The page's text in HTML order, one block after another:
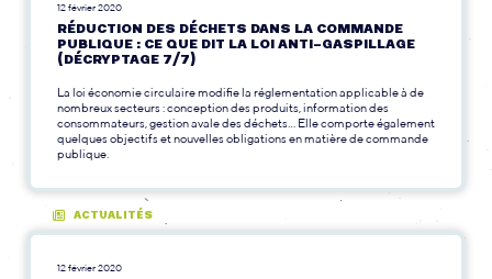
12 février 2020
RÉDUCTION DES DÉCHETS DANS LA COMMANDE
PUBLIQUE : CE QUE DIT LA LOI ANTI-GASPILLAGE
(DÉCRYPTAGE 7/7)
La loi économie circulaire modifie la réglementation applicable à de
nombreux secteurs : conception des produits, information des
consommateurs, gestion avale des déchets... Elle comporte également
quelques objectifs et nouvelles obligations en matière de commande
publique.
ACTUALITÉS
12 février 2020